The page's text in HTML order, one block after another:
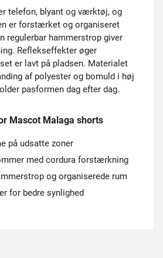
telefon, blyant og værktøj, og
er forstærket og organiseret
regulerbar hammerstrop giver
Reflekseffekter øger
er lavt på pladsen. Materialet
af polyester og bomuld i høj
pasformen dag efter dag.
Mascot Malaga shorts
på udsatte zoner
med cordura forstærkning
og organiserede rum
for bedre synlighed